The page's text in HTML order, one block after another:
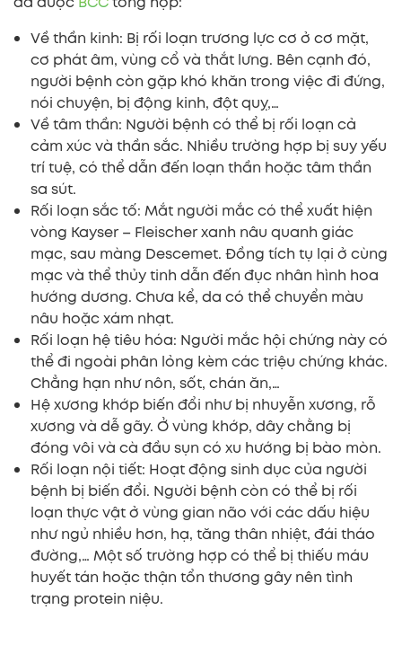
Về thần kinh: Bị rối loạn trương lực cơ ở cơ mặt,
cơ phát âm, vùng cổ và thắt lưng. Bên cạnh đó,
người bệnh còn gặp khó khăn trong việc đi đứng,
nói chuyện, bị động kinh, đột quỵ,…
Về tâm thần: Người bệnh có thể bị rối loạn cả
cảm xúc và thần sắc. Nhiều trường hợp bị suy yếu
trí tuệ, có thể dẫn đến loạn thần hoặc tâm thần
sa sút.
Rối loạn sắc tố: Mắt người mắc có thể xuất hiện
vòng Kayser – Fleischer xanh nâu quanh giác
mạc, sau màng Descemet. Đồng tích tụ lại ở cùng
mạc và thể thủy tinh dẫn đến đục nhân hình hoa
hướng dương. Chưa kể, da có thể chuyển màu
nâu hoặc xám nhạt.
Rối loạn hệ tiêu hóa: Người mắc hội chứng này có
thể đi ngoài phân lỏng kèm các triệu chứng khác.
Chẳng hạn như nôn, sốt, chán ăn,…
Hệ xương khớp biến đổi như bị nhuyễn xương, rỗ
xương và dễ gãy. Ở vùng khớp, dây chằng bị
đóng vôi và cà đầu sụn có xu hướng bị bào mòn.
Rối loạn nội tiết: Hoạt động sinh dục của người
bệnh bị biến đổi. Người bệnh còn có thể bị rối
loạn thực vật ở vùng gian não với các dấu hiệu
như ngủ nhiều hơn, hạ, tăng thân nhiệt, đái tháo
đường,… Một số trường hợp có thể bị thiếu máu
huyết tán hoặc thận tổn thương gây nên tình
trạng protein niệu.